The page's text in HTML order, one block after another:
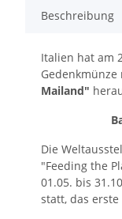
Beschreibung
Italien hat am
Mailand"
Die
"Feeding the
01.05. bis
statt, das erste